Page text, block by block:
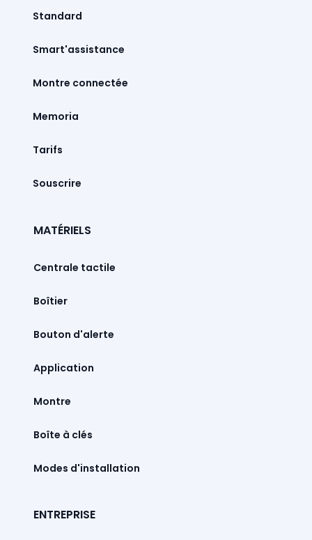
Standard
Smart'assistance
Montre connectée
Memoria
Tarifs
Souscrire
MATÉRIELS
Centrale tactile
Boîtier
Bouton d'alerte
Montre
Boîte à clés
Modes d'installation
ENTREPRISE